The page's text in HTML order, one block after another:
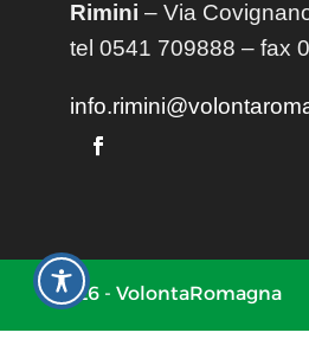
Rimini – Via
tel 0541 709888 – fax
2026 - VolontaRomagna